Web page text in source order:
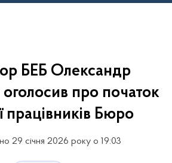
БЕБ Олександр
про початок
працівників Бюро
29 січня 2026 року о 19:03